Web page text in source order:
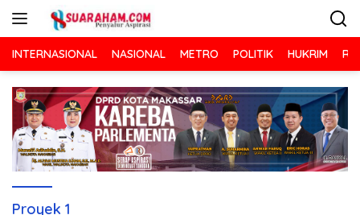
INTERNASIONAL NASIONAL METRO POLITIK HUKRIM
Proyek 1